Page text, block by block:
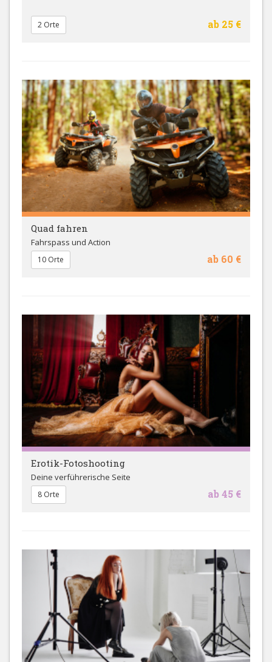
ab 25 €
2 Orte
Quad fahren
Fahrspass und Action
ab 60 €
10 Orte
Erotik-Fotoshooting
Deine verführerische Seite
ab 45 €
8 Orte